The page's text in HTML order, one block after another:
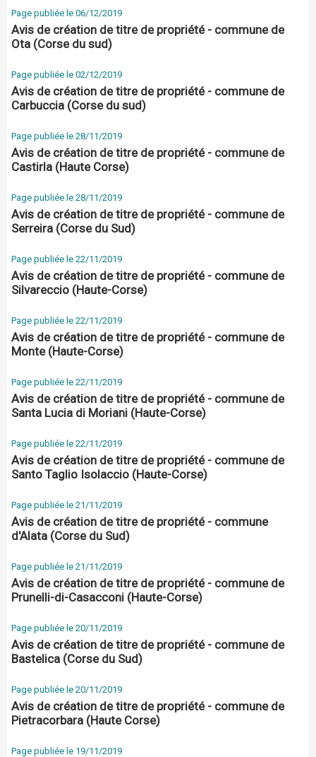
Page publiée le 06/12/2019
Avis de création de titre de propriété - commune de
Ota (Corse du sud)
Page publiée le 02/12/2019
Avis de création de titre de propriété - commune de
Carbuccia (Corse du sud)
Page publiée le 28/11/2019
Avis de création de titre de propriété - commune de
Castirla (Haute Corse)
Page publiée le 28/11/2019
Avis de création de titre de propriété - commune de
Serreira (Corse du Sud)
Page publiée le 22/11/2019
Avis de création de titre de propriété - commune de
Silvareccio (Haute-Corse)
Page publiée le 22/11/2019
Avis de création de titre de propriété - commune de
Monte (Haute-Corse)
Page publiée le 22/11/2019
Avis de création de titre de propriété - commune de
Santa Lucia di Moriani (Haute-Corse)
Page publiée le 22/11/2019
Avis de création de titre de propriété - commune de
Santo Taglio Isolaccio (Haute-Corse)
Page publiée le 21/11/2019
Avis de création de titre de propriété - commune
d'Alata (Corse du Sud)
Page publiée le 21/11/2019
Avis de création de titre de propriété - commune de
Prunelli-di-Casacconi (Haute-Corse)
Page publiée le 20/11/2019
Avis de création de titre de propriété - commune de
Bastelica (Corse du Sud)
Page publiée le 20/11/2019
Avis de création de titre de propriété - commune de
Pietracorbara (Haute Corse)
Page publiée le 19/11/2019